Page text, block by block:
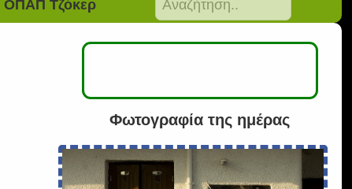
ΟΠΑΠ Τζόκερ
Φωτογραφία της ημέρας